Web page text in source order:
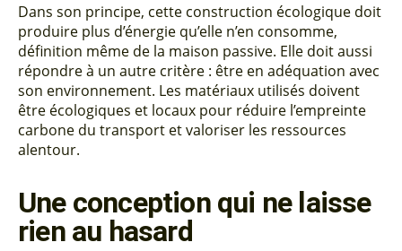
Dans son principe, cette construction écologique doit
produire plus d’énergie qu’elle n’en consomme,
définition même de la maison passive. Elle doit aussi
répondre à un autre critère : être en adéquation avec
son environnement. Les matériaux utilisés doivent
être écologiques et locaux pour réduire l’empreinte
carbone du transport et valoriser les ressources
alentour.
Une conception qui ne laisse
rien au hasard